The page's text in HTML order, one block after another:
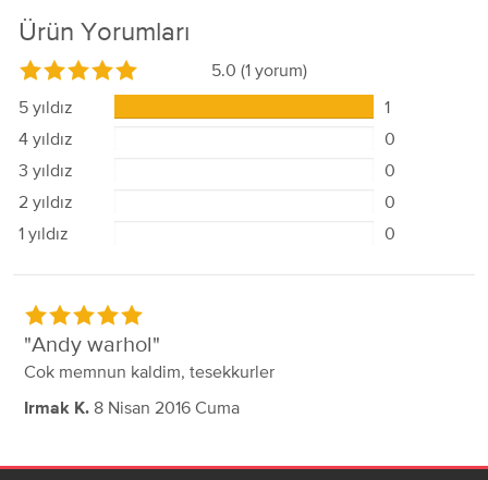
Ürün Yorumları
5.0 (1 yorum)
5 yıldız
1
4 yıldız
0
3 yıldız
0
2 yıldız
0
1 yıldız
0
Andy warhol
Cok memnun kaldim, tesekkurler
Irmak K. 8 Nisan 2016 Cuma